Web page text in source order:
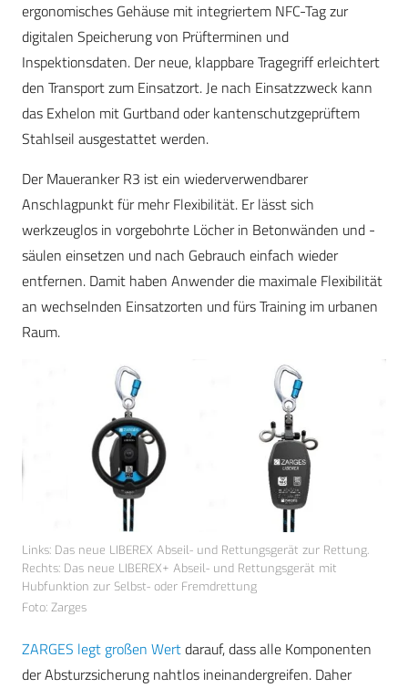
ergonomisches Gehäuse mit integriertem NFC-Tag zur
digitalen Speicherung von Prüfterminen und
Inspektionsdaten. Der neue, klappbare Tragegriff erleichtert
den Transport zum Einsatzort. Je nach Einsatzzweck kann
das Exhelon mit Gurtband oder kantenschutzgeprüftem
Stahlseil ausgestattet werden.
Der Maueranker R3 ist ein wiederverwendbarer
Anschlagpunkt für mehr Flexibilität. Er lässt sich
werkzeuglos in vorgebohrte Löcher in Betonwänden und -
säulen einsetzen und nach Gebrauch einfach wieder
entfernen. Damit haben Anwender die maximale Flexibilität
an wechselnden Einsatzorten und fürs Training im urbanen
Raum.
Links: Das neue LIBEREX Abseil- und Rettungsgerät zur Rettung.
Rechts: Das neue LIBEREX+ Abseil- und Rettungsgerät mit
Hubfunktion zur Selbst- oder Fremdrettung
Foto: Zarges
ZARGES legt großen Wertdarauf, dass alle Komponenten
der Absturzsicherung nahtlos ineinandergreifen. Daher